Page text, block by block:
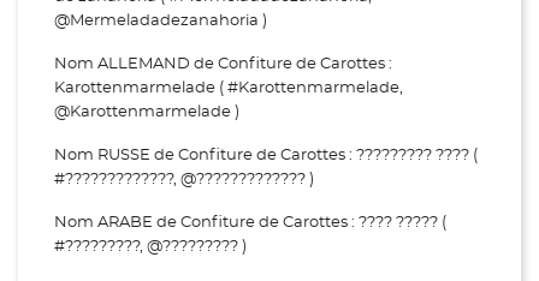
@Mermeladadezanahoria )
Nom ALLEMAND de Confiture de Carottes :
Karottenmarmelade ( #Karottenmarmelade,
@Karottenmarmelade )
Nom RUSSE de Confiture de Carottes : ????????? ???? (
#?????????????, @????????????? )
Nom ARABE de Confiture de Carottes : ???? ????? (
#?????????, @????????? )